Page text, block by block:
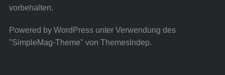
vorbehalten.
Powered by WordPressunter Verwendung des
"SimpleMag-Theme" von ThemesIndep.